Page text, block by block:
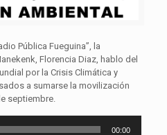
Pública Fueguina”, la
Florencia Diaz, hablo del
por la Crisis Climática y
a sumarse la movilización
septiembre.
00:00